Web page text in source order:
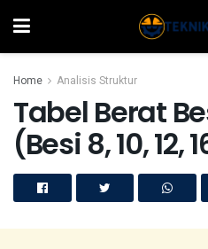
Home Analisis Struktur
Tabel Berat
(Besi 8, 10, 12,